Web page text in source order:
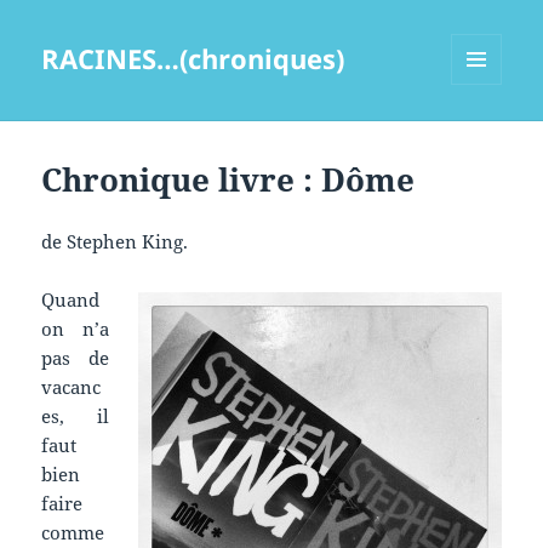
RACINES…(chroniques)
Chronique livre : Dôme
de Stephen King.
Quand
on n’a
pas de
vacanc
es, il
faut
bien
faire
comme